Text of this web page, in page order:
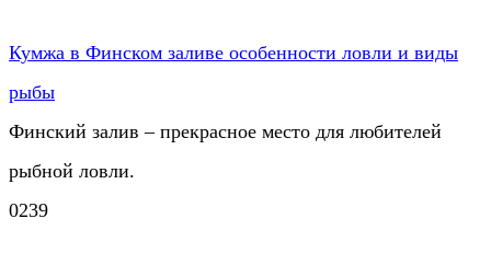
Кумжа в Финском заливе особенности ловли и виды
рыбы
Финский залив – прекрасное место для любителей
рыбной ловли.
0239